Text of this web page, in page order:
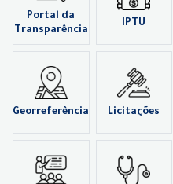
Portal da
Transparência
IPTU
Georreferência Licitações